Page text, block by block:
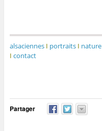
alsaciennes I portraits I nature
I contact
Partager